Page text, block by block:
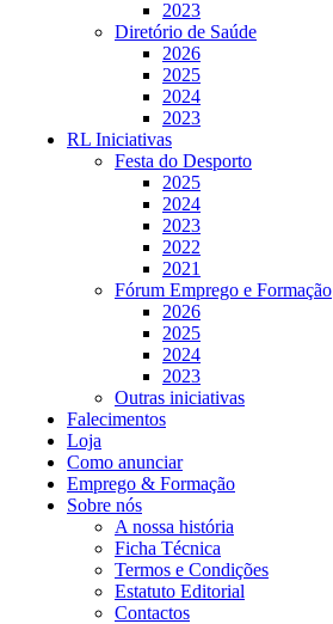
2023
Diretório de Saúde
2026
2025
2024
2023
RL Iniciativas
Festa do Desporto
2025
2024
2023
2022
2021
Fórum Emprego e Formação
2026
2025
2024
2023
Outras iniciativas
Falecimentos
Loja
Como anunciar
Emprego & Formação
Sobre nós
A nossa história
Ficha Técnica
Termos e Condições
Estatuto Editorial
Contactos